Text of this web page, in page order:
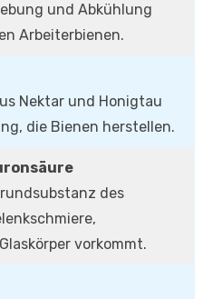
und Abkühlung
Arbeiterbienen.
Nektar und Honigtau
die Bienen herstellen.
des
vorkommt.